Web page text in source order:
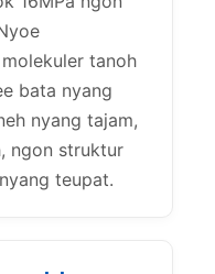
tanoh
bata nyang
nyang tajam,
ngon struktur
teupat.